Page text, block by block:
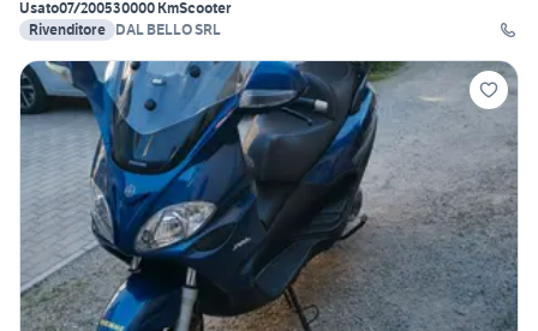
Usato07/200530000 KmScooter
Rivenditore DAL BELLO SRL